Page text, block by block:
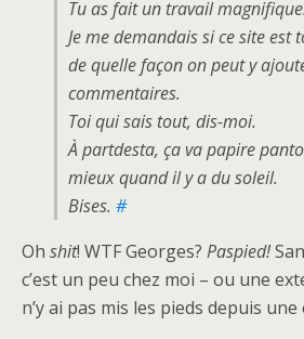
Tu as fait un travail
Je me demandais si ce site est
de quelle façon on peut y
commentaires.
Toi qui sais tout, dis-moi.
À partdesta, ça va papire
mieux quand il y a du soleil.
Bises. #
Oh shit! WTF Georges? Paspied!
c’est un peu chez moi – ou une
n’y ai pas mis les pieds depuis